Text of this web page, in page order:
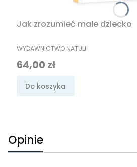
Jak zrozumieć małe dziecko
PRODUCENT
WYDAWNICTWO NATULI
Cena
64,00 zł
Do koszyka
Opinie